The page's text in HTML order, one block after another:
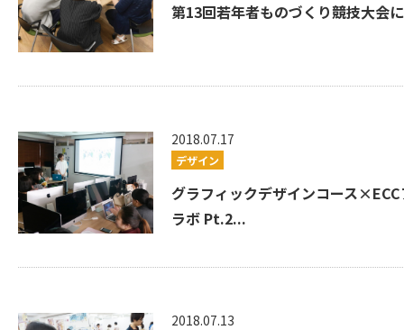
第13回若年者ものづくり競技大会
2018.07.17
デザイン
グラフィックデザインコース
ラボ Pt.2...
2018.07.13